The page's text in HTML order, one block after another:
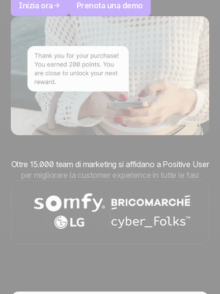
Inizia ora
Prenota una demo
Oltre 15.000 team di marketing si affidano a Positive User
per migliorare la customer experience in tutte le fasi